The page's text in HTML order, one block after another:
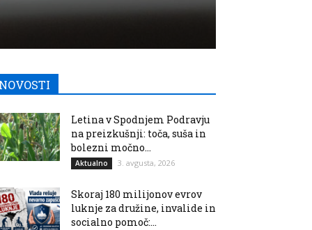
Letina v Spodnjem Podravju
na preizkušnji: toča, suša in
bolezni močno...
Aktualno 3. avgusta, 2026
Skoraj 180 milijonov evrov
luknje za družine, invalide in
socialno pomoč:...